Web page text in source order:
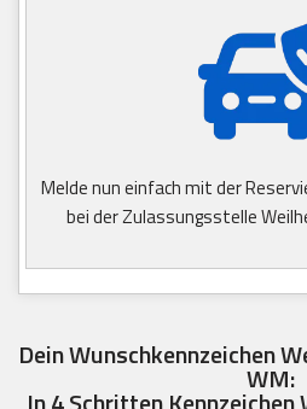
Melde nun einfach mit der
bei der Zulassungsstelle
Dein Wunschkennzeichen
WM: